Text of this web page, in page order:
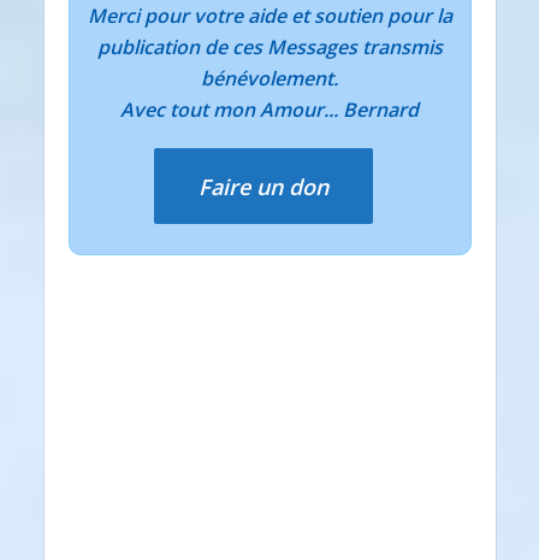
Merci pour votre aide et soutien pour la
publication de ces Messages transmis
bénévolement.
Avec tout mon Amour... Bernard
Faire un don